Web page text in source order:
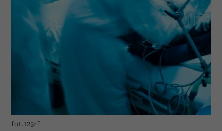
fot.123rf